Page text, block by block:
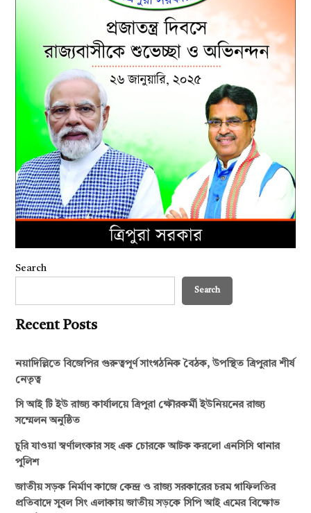
Search
Search
Recent Posts
নয়াদিল্লিতে বিজেপির গুরুত্বপূর্ণ সাংগঠনিক বৈঠক, উপস্থিত ত্রিপুরার শীর্ষ
নেতৃত্ব
সি আই টি ইউ রাজ্য কার্যালয়ে ত্রিপুরা ক্ষৌরকর্মী ইউনিয়নের রাজ্য
সম্মেলন অনুষ্ঠিত
চুরি যাওয়া স্বর্ণালংকার সহ এক চোরকে আটক করলো এনসিসি থানার
পুলিশ
জাতীয় সড়ক নির্মাণ কাজে কেন্দ্র ও রাজ্য সরকারের চরম গাফিলতির
প্রতিবাদে সুবল সিং এলাকায় জাতীয় সড়কে সিপি আই এমের বিক্ষোভ